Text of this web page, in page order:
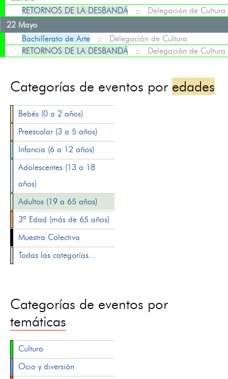
RETORNOS DE LA DESBANDÁ :: Delegación de Cultura
22 Mayo
Bachillerato de Arte :: Delegación de Cultura
RETORNOS DE LA DESBANDÁ :: Delegación de Cultura
Categorías de eventos por edades
Bebés (0 a 2 años)
Preescolar (3 a 5 años)
Infancia (6 a 12 años)
Adolescentes (13 a 18
años)
Adultos (19 a 65 años)
3ª Edad (más de 65 años)
Muestra Colectiva
Todas las categorías...
Categorías de eventos por
temáticas
Cultura
Ocio y diversión